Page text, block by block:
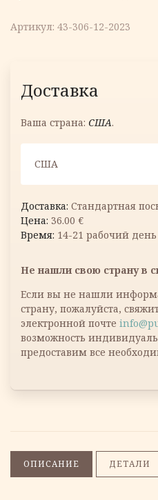
Артикул: 43-306-12-2023
Доставка
Ваша страна: США.
США
Стандартная
36.00 €
14-21 рабочий день
Не нашли свою страну в
Если вы не нашли
страну, пожалуйста,
электронной почте
возможность
предоставим все
ОПИСАНИЕ ДЕТАЛИ